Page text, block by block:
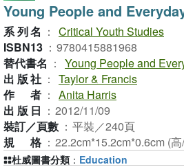
Young People and
系列名 ： Critical Youth Studies
ISBN13 ： 9780415881968
替代書名 ： Young People and
出版社 ： Taylor & Francis
作者 ： Anita Harris
出版日 ： 2012/11/09
裝訂／頁數 ： 平裝／240頁
規格 ： 22.2cm*15.2cm*0.6cm (
杜威圖書分類 ： Education